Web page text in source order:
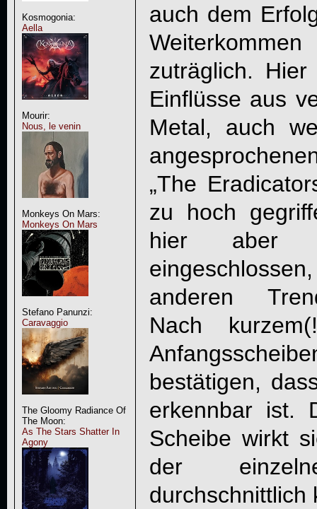
Kosmogonia:
Aella
Mourir:
Nous, le venin
Monkeys On Mars:
Monkeys On Mars
Stefano Panunzi:
Caravaggio
The Gloomy Radiance Of
The Moon:
As The Stars Shatter In
Agony
auch dem
zuträglich.
Einflüsse aus
Metal, auch
„The
zu hoch
hier aber
anderen
Nach
bestätigen,
erkennbar ist.
Scheibe wirkt
der
durchschnittlich